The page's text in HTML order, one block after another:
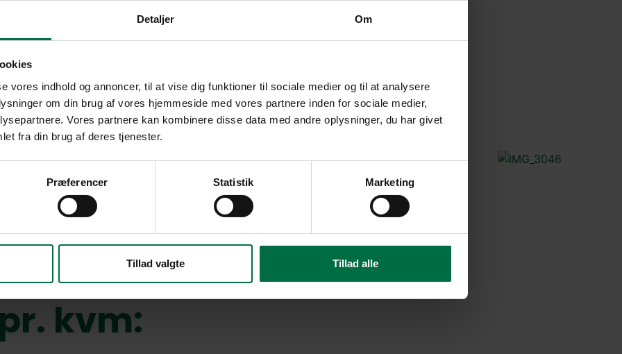
Detaljer Om
vores indhold og annoncer, til at vise dig funktioner til sociale medier og til at analysere
om din brug af vores hjemmeside med vores partnere inden for sociale medier,
Vores partnere kan kombinere disse data med andre oplysninger, du har givet
fra din brug af deres tjenester.
Præferencer Statistik Marketing
Tillad valgte Tillad alle
let at lave en ny indretning hvis det skulle ønskes.
kvm: